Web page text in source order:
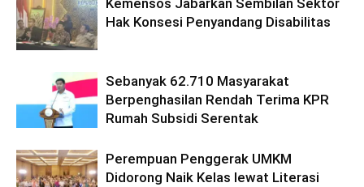
Kemensos Jabarkan Sembilan Sektor
Hak Konsesi Penyandang Disabilitas
Sebanyak 62.710 Masyarakat
Berpenghasilan Rendah Terima KPR
Rumah Subsidi Serentak
Perempuan Penggerak UMKM
Didorong Naik Kelas lewat Literasi